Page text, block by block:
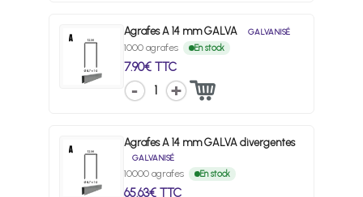
Agrafes A 14 mm GALVA GALVANISÉ
1000 agrafes En stock
7.90€ TTC
1
Agrafes A 14 mm GALVA divergentes
GALVANISÉ
10000 agrafes En stock
65.63€ TTC